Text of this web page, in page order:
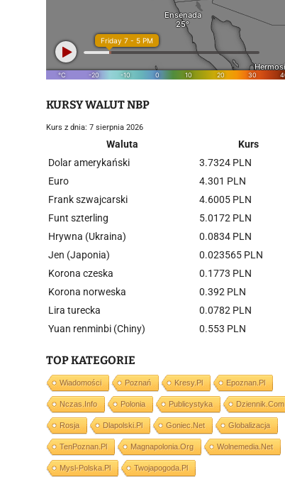
KURSY WALUT NBP
Kurs z dnia: 7 sierpnia 2026
Waluta
Kurs
Dolar amerykański
3.7324 PLN
Euro
4.301 PLN
Frank szwajcarski
4.6005 PLN
Funt szterling
5.0172 PLN
Hrywna (Ukraina)
0.0834 PLN
Jen (Japonia)
0.023565 PLN
Korona czeska
0.1773 PLN
Korona norweska
0.392 PLN
Lira turecka
0.0782 PLN
Yuan renminbi (Chiny)
0.553 PLN
TOP KATEGORIE
Wiadomości Poznań Kresy.pl Epoznan.pl
Nczas.info Polonia Publicystyka Dziennik.com
Rosja Dlapolski.pl Goniec.net Globalizacja
TenPoznan.pl Magnapolonia.org Wolnemedia.net
Mysl-Polska.pl Twojapogoda.pl